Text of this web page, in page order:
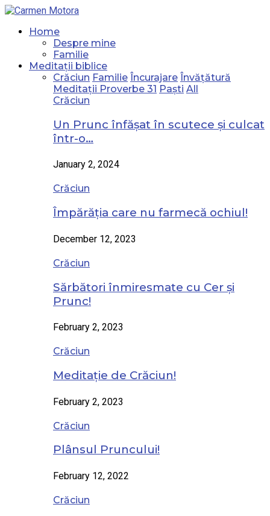
Home
Despre mine
Familie
Meditații biblice
Crăciun Familie Încurajare Învățătură
Meditații Proverbe 31 Paști All
Crăciun
Un Prunc înfășat în scutece și culcat
într-o…
January 2, 2024
Crăciun
Împărăția care nu farmecă ochiul!
December 12, 2023
Crăciun
Sărbători înmiresmate cu Cer și
Prunc!
February 2, 2023
Crăciun
Meditație de Crăciun!
February 2, 2023
Crăciun
Plânsul Pruncului!
February 12, 2022
Crăciun